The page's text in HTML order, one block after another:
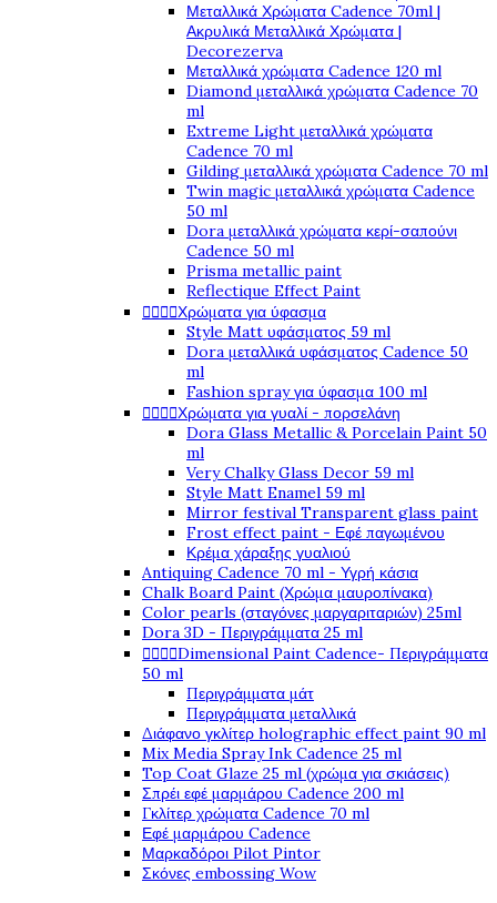
Μεταλλικά Χρώματα Cadence 70ml |
Ακρυλικά Μεταλλικά Χρώματα |
Decorezerva
Μεταλλικά χρώματα Cadence 120 ml
Diamond μεταλλικά χρώματα Cadence 70
ml
Extreme Light μεταλλικά χρώματα
Cadence 70 ml
Gilding μεταλλικά χρώματα Cadence 70 ml
Twin magic μεταλλικά χρώματα Cadence
50 ml
Dora μεταλλικά χρώματα κερί-σαπούνι
Cadence 50 ml
Prisma metallic paint
Reflectique Effect Paint
Χρώματα για ύφασμα
Style Matt υφάσματος 59 ml
Dora μεταλλικά υφάσματος Cadence 50
ml
Fashion spray για ύφασμα 100 ml
Χρώματα για γυαλί - πορσελάνη
Dora Glass Metallic & Porcelain Paint 50
ml
Very Chalky Glass Decor 59 ml
Style Matt Enamel 59 ml
Mirror festival Transparent glass paint
Frost effect paint - Εφέ παγωμένου
Κρέμα χάραξης γυαλιού
Antiquing Cadence 70 ml - Υγρή κάσια
Chalk Board Paint (Χρώμα μαυροπίνακα)
Color pearls (σταγόνες μαργαριταριών) 25ml
Dora 3D - Περιγράμματα 25 ml
Dimensional Paint Cadence- Περιγράμματα
50 ml
Περιγράμματα μάτ
Περιγράμματα μεταλλικά
Διάφανο γκλίτερ holographic effect paint 90 ml
Mix Media Spray Ink Cadence 25 ml
Top Coat Glaze 25 ml (χρώμα για σκιάσεις)
Σπρέι εφέ μαρμάρου Cadence 200 ml
Γκλίτερ χρώματα Cadence 70 ml
Εφέ μαρμάρου Cadence
Μαρκαδόροι Pilot Pintor
Σκόνες embossing Wow